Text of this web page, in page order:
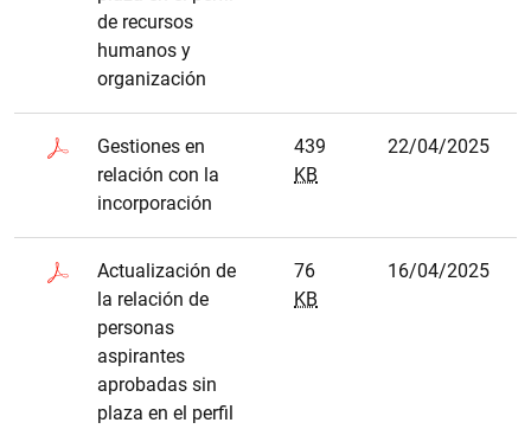
de recursos
humanos y
organización
Gestiones en
relación con la
incorporación
439
KB
22/04/2025
Actualización de
la relación de
personas
aspirantes
aprobadas sin
plaza en el perfil
76
KB
16/04/2025